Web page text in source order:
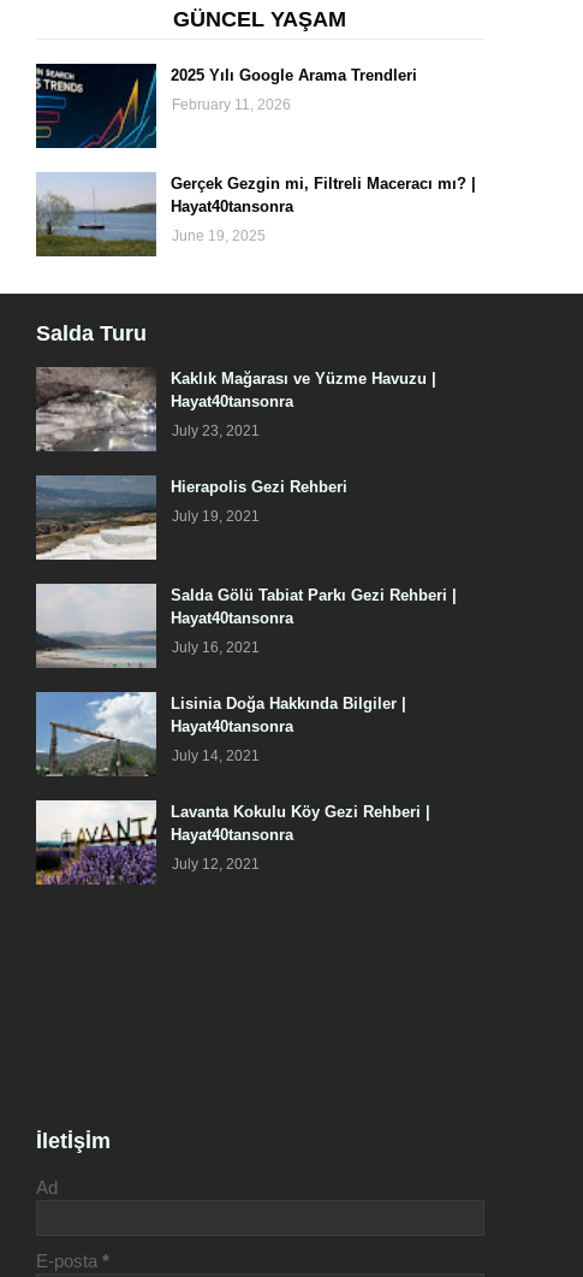
GÜNCEL YAŞAM
2025 Yılı Google Arama Trendleri
February 11, 2026
Gerçek Gezgin mi, Filtreli Maceracı mı? |
Hayat40tansonra
June 19, 2025
Salda Turu
Kaklık Mağarası ve Yüzme Havuzu |
Hayat40tansonra
July 23, 2021
Hierapolis Gezi Rehberi
July 19, 2021
Salda Gölü Tabiat Parkı Gezi Rehberi |
Hayat40tansonra
July 16, 2021
Lisinia Doğa Hakkında Bilgiler |
Hayat40tansonra
July 14, 2021
Lavanta Kokulu Köy Gezi Rehberi |
Hayat40tansonra
July 12, 2021
İletİşİm
Ad
E-posta *